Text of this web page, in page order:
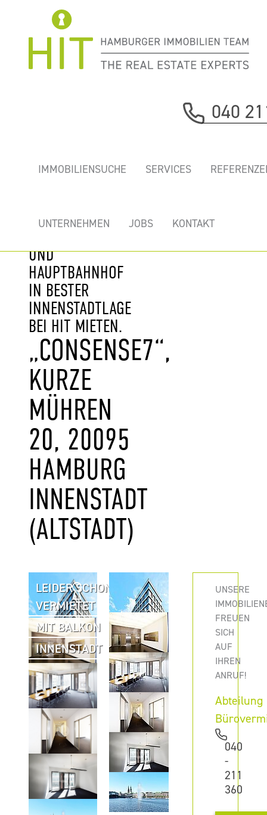
040
IMMOBILIENSUCHE SERVICES
UNTERNEHMEN JOBS KONTAKT
„CONSENSE7“ -
ZWISCHEN
UND
HAUPTBAHNHOF
IN BESTER
INNENSTADTLAGE
BEI HIT MIETEN.
„CONSENSE7“,
KURZE
MÜHREN
20, 20095
HAMBURG
INNENSTADT
(ALTSTADT)
LEIDER SCHON
VERMIETET
MIT BALKON
INNENSTADT
UNSERE
FREUEN
SICH
AUF
IHREN
ANRUF!
Abteilung
040
-
211
360